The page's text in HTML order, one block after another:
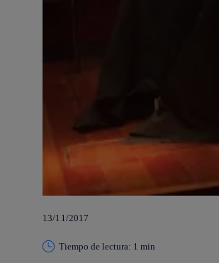
13/11/2017
Tiempo de lectura: 1 min